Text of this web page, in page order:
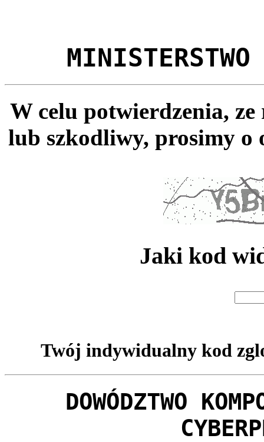
MINISTERSTWO
W celu potwierdzenia,
lub szkodliwy, prosimy o
Jaki kod
Twój indywidualny kod
DOWÓDZTWO